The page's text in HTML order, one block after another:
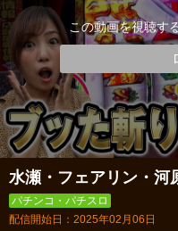
この動画を視聴す
水瀬・フェアリン・河
パチンコ・パチスロ
配信開始日：2025年02月06日